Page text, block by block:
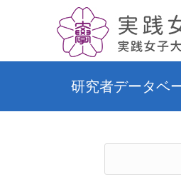
研究者データベ